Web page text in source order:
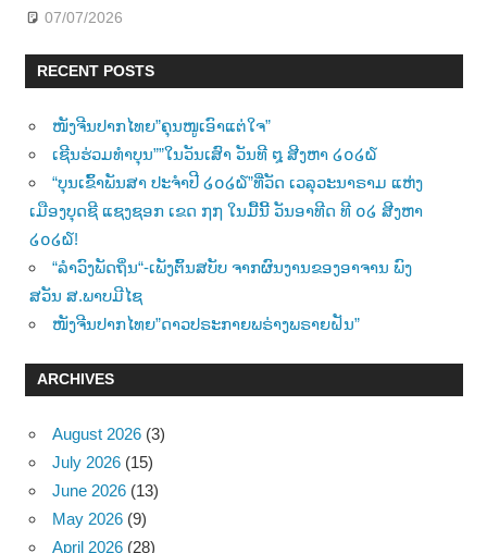
07/07/2026
RECENT POSTS
ໜັງຈີນປາກໄທຍ”ຄຸນໜູເອົາແຕ່ໃຈ”
ເຊີນຮ່ວມທຳບຸນ””ໃນວັນເສົາ ວັນທີ ໘ ສີງຫາ ໒໐໒໖
“ບຸນເຂົ້າພັນສາ ປະຈຳປີ ໒໐໒໖”ທີ່ວັດ ເວລຸວະນາຣາມ ແຫ່ງ
ເມືອງບຸດຊີ ແຊງຊອກ ເຂດ ໗໗ ໃນມື້ນີ້ ວັນອາທີດ ທີ ໐໒ ສີງຫາ
໒໐໒໖!
“ລຳວົງພັດຖິ່ນ“-ເພັງຕົ້ນສບັບ ຈາກຜົນງານຂອງອາຈານ ພົງ
ສວັນ ສ.ພາບມີໄຊ
ໜັງຈີນປາກໄທຍ”ດາວປຣະກາຍພຣ່າງພຣາຍຝັນ”
ARCHIVES
August 2026 (3)
July 2026 (15)
June 2026 (13)
May 2026 (9)
April 2026 (28)